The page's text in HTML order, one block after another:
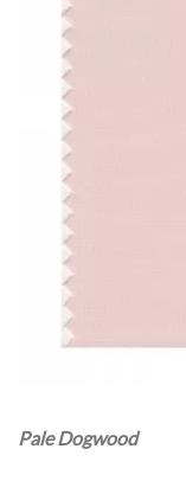
Pale Dogwood